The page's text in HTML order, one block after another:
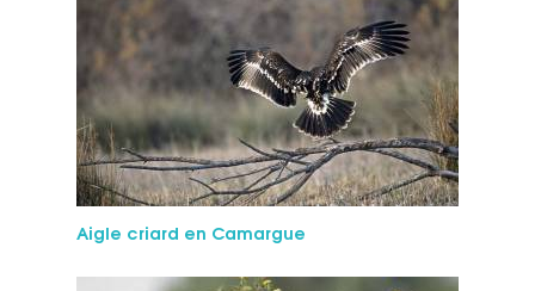
Aigle criard en Camargue